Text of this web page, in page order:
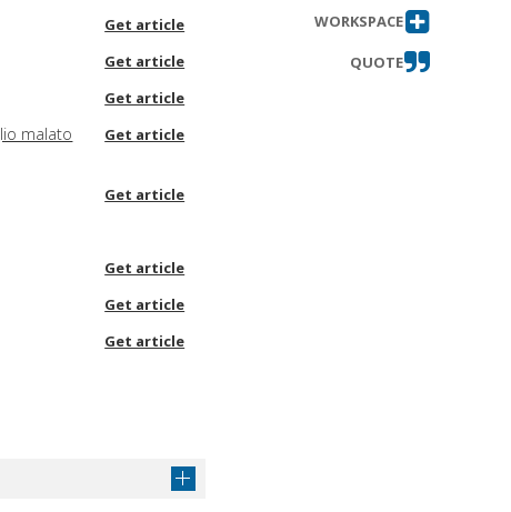
Get article
Get article
Get article
malato
Get article
Get article
Get article
Get article
Get article
WORKSPACE
QUOTE